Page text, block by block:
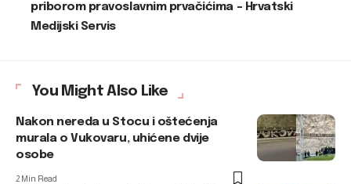
priborom pravoslavnim prvačićima – Hrvatski
Medijski Servis
You Might Also Like
Nakon nereda u Stocu i oštećenja
murala o Vukovaru, uhićene dvije
osobe
2 Min Read